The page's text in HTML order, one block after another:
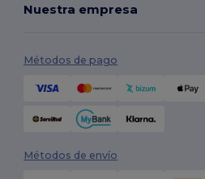
Nuestra empresa
Métodos de pago
Métodos de envío